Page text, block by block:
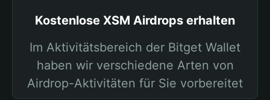
Kostenlose XSM Airdrops erhalten
Im Aktivitätsbereich der Bitget Wallet
haben wir verschiedene Arten von
Airdrop-Aktivitäten für Sie vorbereitet